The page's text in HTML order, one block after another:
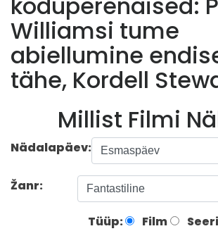
Williamsi tume
abiellumine
tähe, Kordell
Millist Filmi
Nädalapäev:
Žanr:
Tüüp: Film